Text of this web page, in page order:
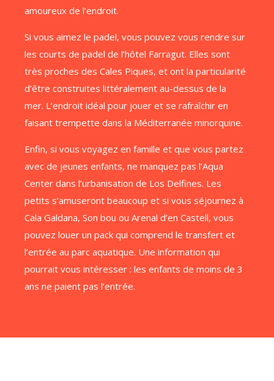
amoureux de l’endroit.
Si vous aimez le padel, vous pouvez vous rendre sur
les courts de padel de l’hôtel Farragut. Elles sont
très proches des Cales Piques, et ont la particularité
d’être construites littéralement au-dessus de la
mer. L’endroit idéal pour jouer et se rafraîchir en
faisant trempette dans la Méditerranée minorquine.
Enfin, si vous voyagez en famille et que vous partez
avec de jeunes enfants, ne manquez pas l’Aqua
Center dans l’urbanisation de Los Delfines. Les
petits s’amuseront beaucoup et si vous séjournez à
Cala Galdana, Son bou ou Arenal d’en Castell, vous
pouvez louer un pack qui comprend le transfert et
l’entrée au parc aquatique. Une information qui
pourrait vous intéresser : les enfants de moins de 3
ans ne paient pas l’entrée.